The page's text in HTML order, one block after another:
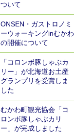
ついて
ONSEN・ガストロノミ
ーウォーキングinむかわ
の開催について
「コロンボ豚しゃぶカ
リー」が北海道お土産
グランプリを受賞しま
した
むかわ町観光協会「コ
ロンボ豚しゃぶカリ
ー」が完成しました